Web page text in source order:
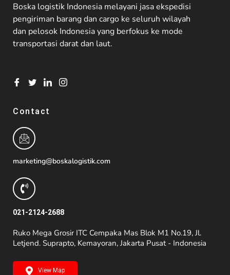
Boska logistik Indonesia melayani jasa ekspedisi
pengiriman barang dan cargo ke seluruh wilayah
dan pelosok Indonesia yang berfokus ke mode
transportasi darat dan laut.
Contact
marketing@boskalogistik.com
021-2124-2688
Ruko Mega Grosir ITC Cempaka Mas Blok M1 No.19, Jl.
Letjend. Suprapto, Kemayoran, Jakarta Pusat - Indonesia
View Map